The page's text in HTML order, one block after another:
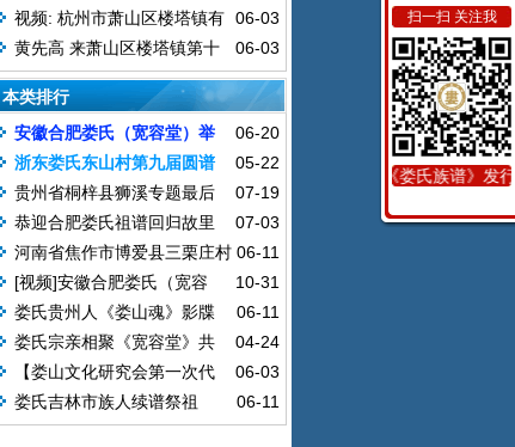
表大会盛况】（1）
06-03
视频: 杭州市萧山区楼塔镇有
一千多年的（楼氏家族）仙岩楼氏
续修宗谱圆满成功
06-03
黄先高 来萧山区楼塔镇第十
四次续修《仙岩楼氏宗谱》圆谱庆
典演出
本类排行
06-20
安徽合肥娄氏（宽容堂）举
行迎谱暨二修一周年纪念活动
2017.6.18
05-22
浙东娄氏东山村第九届圆谱
庆典仪式活动2017.04.15
07-19
贵州省桐梓县狮溪专题最后
版
07-03
恭迎合肥娄氏祖谱回归故里
大典暨合肥娄氏修谱理事会成立揭
牌仪式
06-11
河南省焦作市博爱县三栗庄村
清明娄氏拜祖树碑视频
10-31
[视频]安徽合肥娄氏（宽容
堂）宗谱二修颁谱庆典
06-11
娄氏贵州人《娄山魂》影牒
（第一辑）
04-24
娄氏宗亲相聚《宽容堂》共
商家谱之事2017.4.22
06-03
【娄山文化研究会第一次代
表大会盛况】（1）
06-11
娄氏吉林市族人续谱祭祖
（2013-01-26）（E）
扫一扫 关注我
《娄氏族谱》发行